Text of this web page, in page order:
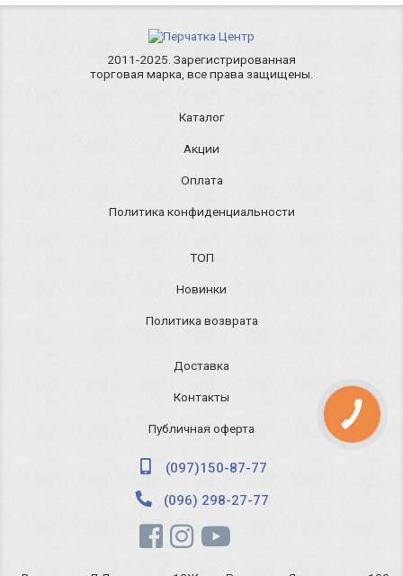
2011-2025. Зарегистрированная
торговая марка, все права защищены.
Каталог
Акции
Оплата
Политика конфиденциальности
ТОП
Новинки
Политика возврата
Доставка
Контакты
Публичная оферта
(097)150-87-77
(096) 298-27-77
КНОПКА
ЗВ'ЯЗКУ